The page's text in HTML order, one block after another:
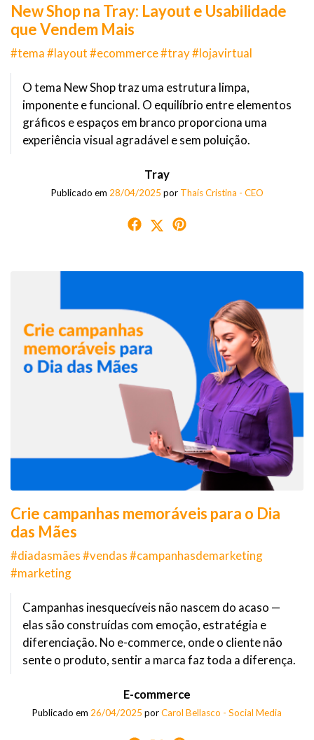
New Shop na Tray: Layout e Usabilidade
que Vendem Mais
#tema #layout #ecommerce #tray #lojavirtual
O tema New Shop traz uma estrutura limpa,
imponente e funcional. O equilíbrio entre elementos
gráficos e espaços em branco proporciona uma
experiência visual agradável e sem poluição.
Tray
Publicado em 28/04/2025 por Thaís Cristina - CEO
Crie campanhas memoráveis para o Dia
das Mães
#diadasmães #vendas #campanhasdemarketing
#marketing
Campanhas inesquecíveis não nascem do acaso —
elas são construídas com emoção, estratégia e
diferenciação. No e-commerce, onde o cliente não
sente o produto, sentir a marca faz toda a diferença.
E-commerce
Publicado em 26/04/2025 porCarol Bellasco - Social Media